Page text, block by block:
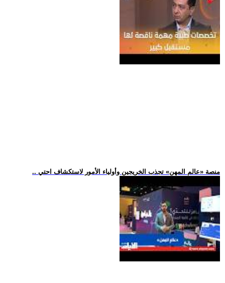
.. منصة «عالم المهن» تجذب الخريجين وأولياء الأمور لاستكشاف احتي